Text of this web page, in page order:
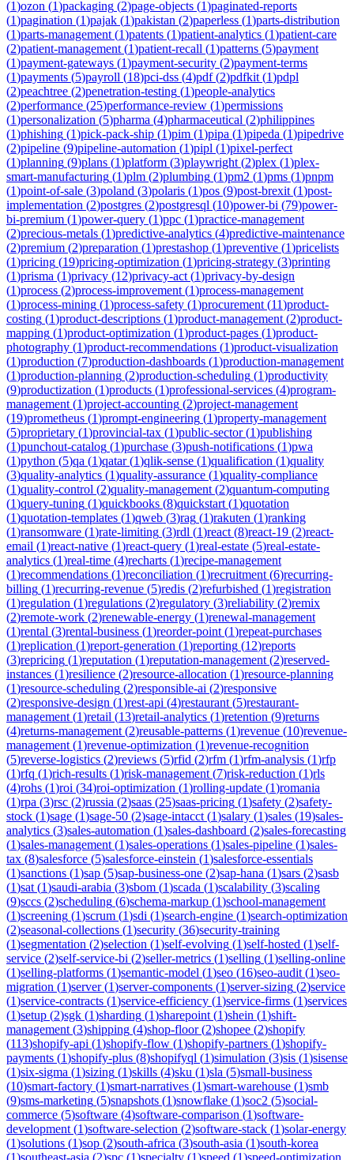
(1)ozon (1)packaging (2)page-objects (1)paginated-reports
(1)pagination (1)pajak (1)pakistan (2)paperless (1)parts-distribution
(1)parts-management (1)patents (1)patient-analytics (1)patient-care
(2)patient-management (1)patient-recall (1)patterns (5)payment
(1)payment-gateways (1)payment-security (2)payment-terms
(1)payments (5)payroll (18)pci-dss (4)pdf(2)pdfkit (1)pdpl
(2)peachtree (2)penetration-testing (1)people-analytics
(2)performance (25)performance-review (1)permissions
(1)personalization (5)pharma (4)pharmaceutical (2)philippines
(1)phishing (1)pick-pack-ship (1)pim (1)pipa (1)pipeda (1)pipedrive
(2)pipeline (9)pipeline-automation (1)pipl (1)pixel-perfect
(1)planning (9)plans (1)platform (3)playwright (2)plex (1)plex-
smart-manufacturing (1)plm (2)plumbing (1)pm2 (1)pms (1)pnpm
(1)point-of-sale (3)poland (3)polaris (1)pos (9)post-brexit (1)post-
implementation (2)postgres (2)postgresql (10)power-bi (79)power-
bi-premium (1)power-query (1)ppc (1)practice-management
(2)precious-metals (1)predictive-analytics (4)predictive-maintenance
(2)premium (2)preparation (1)prestashop (1)preventive (1)pricelists
(1)pricing (19)pricing-optimization (1)pricing-strategy (3)printing
(1)prisma (1)privacy (12)privacy-act (1)privacy-by-design
(1)process (2)process-improvement (1)process-management
(1)process-mining (1)process-safety (1)procurement (11)product-
costing (1)product-descriptions (1)product-management (2)product-
mapping (1)product-optimization (1)product-pages (1)product-
photography (1)product-recommendations (1)product-visualization
(1)production (7)production-dashboards (1)production-management
(1)production-planning (2)production-scheduling (1)productivity
(9)productization (1)products (1)professional-services (4)program-
management (1)project-accounting (2)project-management
(19)prometheus (1)prompt-engineering (1)property-management
(5)proprietary (1)provincial-tax (1)public-sector(1)publishing
(1)punchout-catalog (1)purchase (3)push-notifications (1)pwa
(1)python (5)qa (1)qatar(1)qlik-sense (1)qualification (1)quality
(3)quality-analytics (1)quality-assurance (1)quality-compliance
(1)quality-control (2)quality-management (2)quantum-computing
(1)query-tuning (1)quickbooks (8)quickstart (1)quotation
(1)quotation-templates (1)qweb (3)rag (1)rakuten (1)ranking
(1)ransomware (1)rate-limiting (3)rdl (1)react (8)react-19 (2)react-
email (1)react-native (1)react-query (1)real-estate (5)real-estate-
analytics (1)real-time (4)recharts (1)recipe-management
(1)recommendations (1)reconciliation (1)recruitment (6)recurring-
billing (1)recurring-revenue (5)redis (2)refurbished (1)registration
(1)regulation (1)regulations (2)regulatory (3)reliability (2)remix
(2)remote-work (2)renewable-energy (1)renewal-management
(1)rental (3)rental-business (1)reorder-point (1)repeat-purchases
(1)replication (1)report-generation (1)reporting (12)reports
(3)repricing (1)reputation (1)reputation-management (2)reserved-
instances (1)resilience (2)resource-allocation (1)resource-planning
(1)resource-scheduling (2)responsible-ai (2)responsive
(2)responsive-design (1)rest-api (4)restaurant (5)restaurant-
management (1)retail (13)retail-analytics (1)retention (9)returns
(4)returns-management (2)reusable-patterns (1)revenue (10)revenue-
management (1)revenue-optimization (1)revenue-recognition
(5)reverse-logistics (2)reviews (5)rfid (2)rfm (1)rfm-analysis (1)rfp
(1)rfq (1)rich-results (1)risk-management (7)risk-reduction (1)rls
(4)rohs (1)roi (34)roi-optimization (1)rolling-update (1)romania
(1)rpa (3)rsc (2)russia (2)saas (25)saas-pricing (1)safety (2)safety-
stock (1)sage (1)sage-50 (2)sage-intacct (1)salary (1)sales (19)sales-
analytics (3)sales-automation (1)sales-dashboard (2)sales-forecasting
(1)sales-management (1)sales-operations (1)sales-pipeline (1)sales-
tax (8)salesforce (5)salesforce-einstein (1)salesforce-essentials
(1)sanctions (1)sap (5)sap-business-one (2)sap-hana (1)sars (2)sasb
(1)sat (1)saudi-arabia (3)sbom (1)scada (1)scalability (3)scaling
(9)sccs (2)scheduling (6)schema-markup (1)school-management
(1)screening (1)scrum (1)sdi (1)search-engine (1)search-optimization
(2)seasonal-collections (1)security (36)security-training
(1)segmentation (2)selection (1)self-evolving (1)self-hosted (1)self-
service (2)self-service-bi (2)seller-metrics (1)selling (1)selling-online
(1)selling-platforms (1)semantic-model (1)seo (16)seo-audit (1)seo-
migration (1)server(1)server-components (1)server-sizing (2)service
(1)service-contracts (1)service-efficiency (1)service-firms (1)services
(1)setup (2)sgk (1)sharding (1)sharepoint (1)shein (1)shift-
management (3)shipping (4)shop-floor(2)shopee (2)shopify
(113)shopify-api (1)shopify-flow (1)shopify-partners (1)shopify-
payments (1)shopify-plus (8)shopifyql (1)simulation (3)sis (1)sisense
(1)six-sigma (1)sizing (1)skills (4)sku (1)sla (5)small-business
(10)smart-factory (1)smart-narratives (1)smart-warehouse (1)smb
(9)sms-marketing (5)snapshots (1)snowflake (1)soc2 (5)social-
commerce (5)software (4)software-comparison (1)software-
development (1)software-selection (2)software-stack (1)solar-energy
(1)solutions (1)sop (2)south-africa (3)south-asia (1)south-korea
(1)southeast-asia (2)spc (1)specialty (1)speed (1)speed-optimization